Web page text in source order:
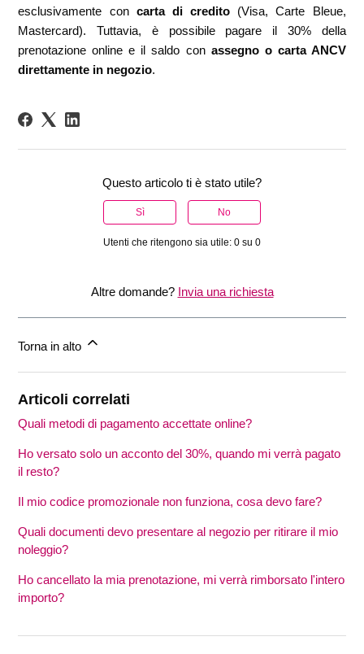
esclusivamente con carta di credito (Visa, Carte Bleue,
Mastercard). Tuttavia, è possibile pagare il 30% della
prenotazione online e il saldo con assegno o carta ANCV
direttamente in negozio.
Questo articolo ti è stato utile?
Sì No
Utenti che ritengono sia utile: 0 su 0
Altre domande? Invia una richiesta
Torna in alto
Articoli correlati
Quali metodi di pagamento accettate online?
Ho versato solo un acconto del 30%, quando mi verrà pagato
il resto?
Il mio codice promozionale non funziona, cosa devo fare?
Quali documenti devo presentare al negozio per ritirare il mio
noleggio?
Ho cancellato la mia prenotazione, mi verrà rimborsato l'intero
importo?